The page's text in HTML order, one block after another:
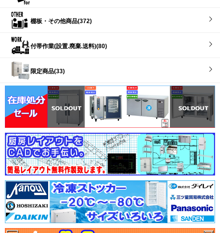
棚板・その他商品(372)
付帯作業(設置.廃棄.送料)(80)
限定商品(33)